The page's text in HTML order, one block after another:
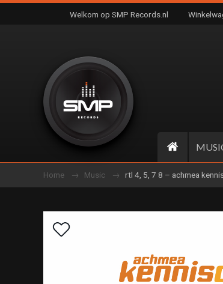
Welkom op SMP Records.nl
Home Music rtl 4, 5, 7 8 – achmea